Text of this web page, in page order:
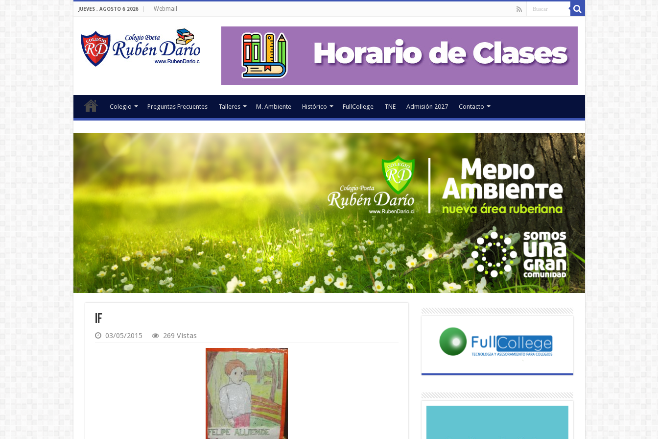
JUEVES , AGOSTO 6 2026 Webmail
Colegio Preguntas Frecuentes Talleres M. Ambiente Histórico FullCollege TNE Admisión 2027 Contacto
IF
03/05/2015 269 Vistas